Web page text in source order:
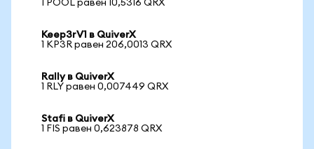
1 POOL равен 10,5316 QRX
Keep3rV1 в QuiverX
1 KP3R равен 206,0013 QRX
Rally в QuiverX
1 RLY равен 0,007449 QRX
Stafi в QuiverX
1 FIS равен 0,623878 QRX